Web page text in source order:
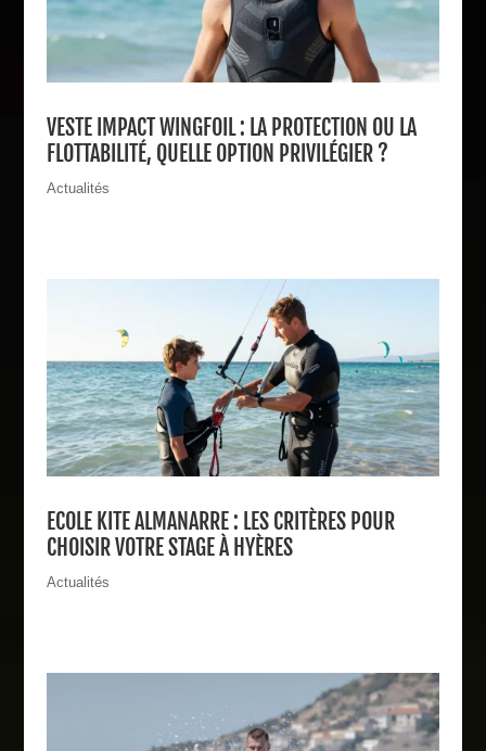
VESTE IMPACT WINGFOIL : LA PROTECTION OU LA
FLOTTABILITÉ, QUELLE OPTION PRIVILÉGIER ?
Actualités
ECOLE KITE ALMANARRE : LES CRITÈRES POUR
CHOISIR VOTRE STAGE À HYÈRES
Actualités